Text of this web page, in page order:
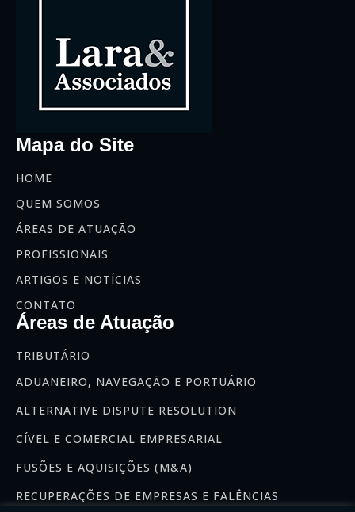
Mapa do Site
HOME
QUEM SOMOS
ÁREAS DE ATUAÇÃO
PROFISSIONAIS
ARTIGOS E NOTÍCIAS
CONTATO
Áreas de Atuação
TRIBUTÁRIO
ADUANEIRO, NAVEGAÇÃO E PORTUÁRIO
ALTERNATIVE DISPUTE RESOLUTION
CÍVEL E COMERCIAL EMPRESARIAL
FUSÕES E AQUISIÇÕES (M&A)
RECUPERAÇÕES DE EMPRESAS E FALÊNCIAS